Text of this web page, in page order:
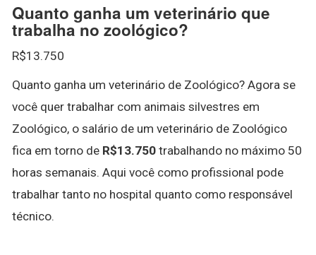
Quanto ganha um veterinário que
trabalha no zoológico?
R$13.750
Quanto ganha um veterinário de Zoológico? Agora se
você quer trabalhar com animais silvestres em
Zoológico, o salário de um veterinário de Zoológico
fica em torno de R$13.750 trabalhando no máximo 50
horas semanais. Aqui você como profissional pode
trabalhar tanto no hospital quanto como responsável
técnico.